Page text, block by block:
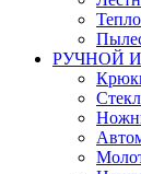
РУЧНОЙ